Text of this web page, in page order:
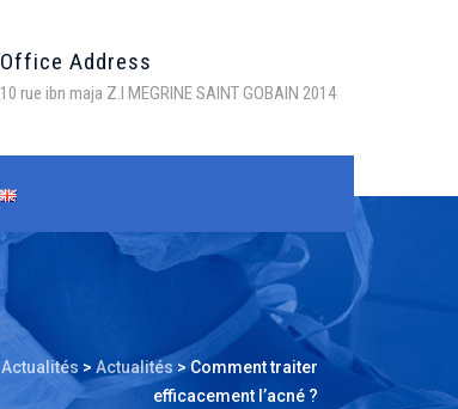
Office Address
10 rue ibn maja Z.I MEGRINE SAINT GOBAIN 2014
Actualités > Actualités >Comment traiter
efficacement l’acné ?